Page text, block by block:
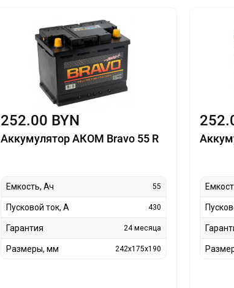
252.00 BYN
Аккумулятор АКОМ Bravo 55 R
Емкость, Ач 55
Пусковой ток, А 430
Гарантия 24 месяца
Размеры, мм 242x175x190